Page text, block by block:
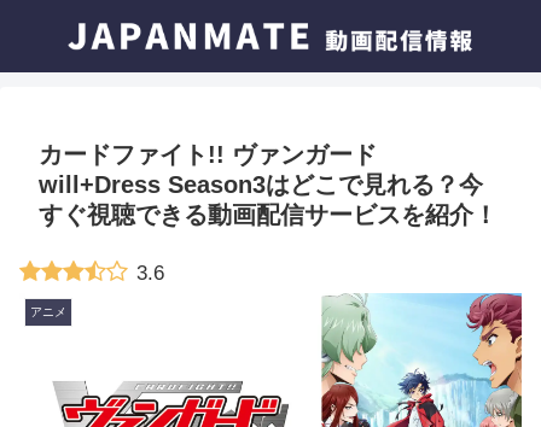
カードファイト!! ヴァンガード
will+Dress Season3はどこで見れる？今
すぐ視聴できる動画配信サービスを紹介！
3.6
アニメ